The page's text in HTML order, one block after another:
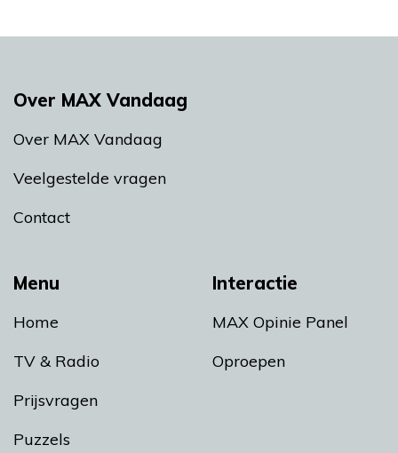
Menu
Home
TV & Radio
Prijsvragen
Puzzels
Interactie
MAX Opinie Panel
Oproepen
Over MAX Vandaag
Over MAX Vandaag
Veelgestelde vragen
Contact